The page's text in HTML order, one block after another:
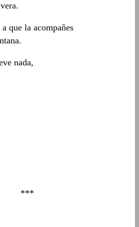
que la acompañes
nada,
***